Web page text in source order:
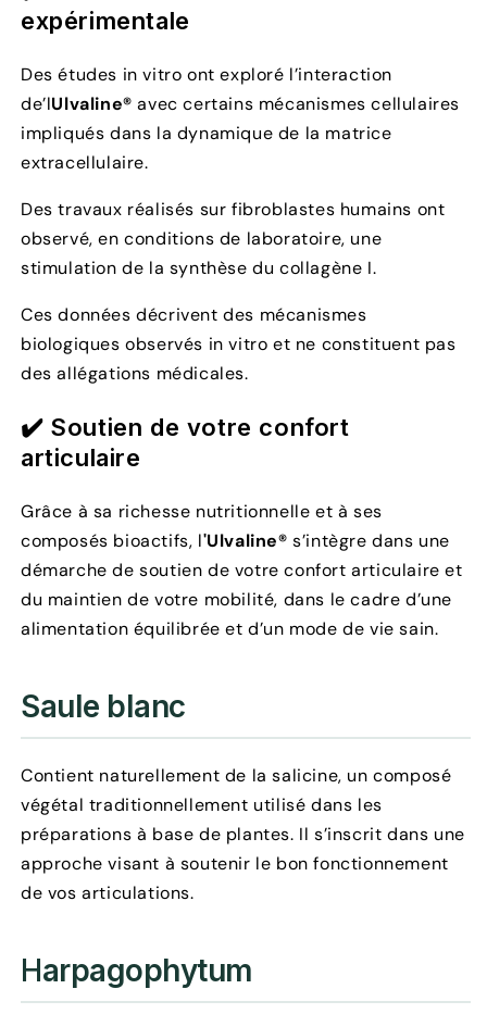
expérimentale
Des études in vitro ont exploré l’interaction
de’lUlvaline® avec certains mécanismes cellulaires
impliqués dans la dynamique de la matrice
extracellulaire.
Des travaux réalisés sur fibroblastes humains ont
observé, en conditions de laboratoire, une
stimulation de la synthèse du collagène I.
Ces données décrivent des mécanismes
biologiques observés in vitro et ne constituent pas
des allégations médicales.
✔️ Soutien de votre confort
articulaire
Grâce à sa richesse nutritionnelle et à ses
composés bioactifs, l'Ulvaline® s’intègre dans une
démarche de soutien de votre confort articulaire et
du maintien de votre mobilité, dans le cadre d’une
alimentation équilibrée et d’un mode de vie sain.
Saule blanc
Contient naturellement de la salicine, un composé
végétal traditionnellement utilisé dans les
préparations à base de plantes. Il s’inscrit dans une
approche visant à soutenir le bon fonctionnement
de vos articulations.
Harpagophytum